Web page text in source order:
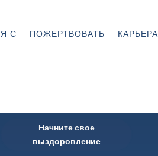
С ПОЖЕРТВОВАТЬ КАРЬЕРА
Начните свое
выздоровление